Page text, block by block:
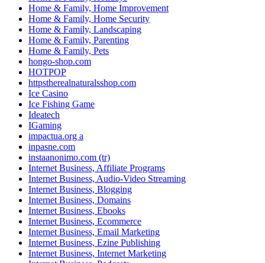
Home & Family, Home Improvement
Home & Family, Home Security
Home & Family, Landscaping
Home & Family, Parenting
Home & Family, Pets
hongo-shop.com
HOTPOP
httpstherealnaturalsshop.com
Ice Casino
Ice Fishing Game
Ideatech
IGaming
impactua.org a
inpasne.com
instaanonimo.com (tr)
Internet Business, Affiliate Programs
Internet Business, Audio-Video Streaming
Internet Business, Blogging
Internet Business, Domains
Internet Business, Ebooks
Internet Business, Ecommerce
Internet Business, Email Marketing
Internet Business, Ezine Publishing
Internet Business, Internet Marketing